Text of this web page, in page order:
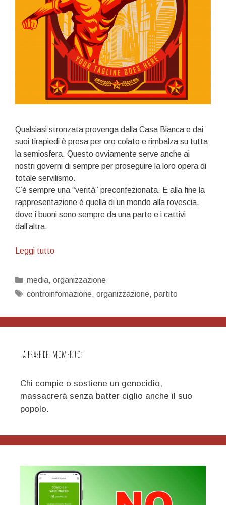
Qualsiasi stronzata provenga dalla Casa Bianca e dai
suoi tirapiedi è presa per oro colato e rimbalza su tutta
la semiosfera. Questo ovviamente serve anche ai
nostri governi di sempre per proseguire la loro opera di
totale servilismo.
C’è sempre una “verità” preconfezionata. E alla fine la
rappresentazione è quella di un mondo alla rovescia,
dove i buoni sono sempre da una parte e i cattivi
dall’altra.
Leggi tuttoComunicazione
Categorie
media, organizzazione
Tag
controinfomazione, organizzazione, partito
La frase del momento:
Chi compie o sostiene un genocidio,
massacrerà senza batter ciglio anche il suo
popolo.